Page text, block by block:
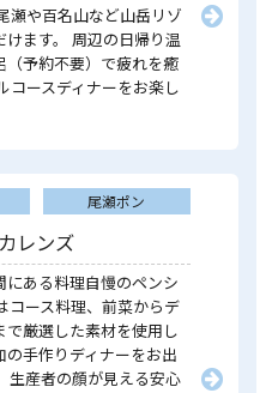
瀬や百名山など山岳リゾ
けます。 周辺の日帰り温
（予約不要）で疲れを癒
コースディナーをお楽し
尾瀬ポン
レンズ
にある料理自慢のペンシ
コース料理、前菜からデ
で厳選した素材を使用し
の手作りディナーをお出
生産者の顔が見える安心